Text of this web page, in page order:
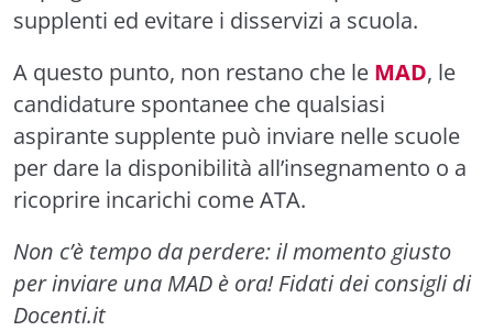
supplenti ed evitare i disservizi a scuola.
A questo punto, non restano che le MAD, le
candidature spontanee che qualsiasi
aspirante supplente può inviare nelle scuole
per dare la disponibilità all’insegnamento o a
ricoprire incarichi come ATA.
Non c’è tempo da perdere: il momento giusto
per inviare una MAD è ora! Fidati dei consigli di
Docenti.it